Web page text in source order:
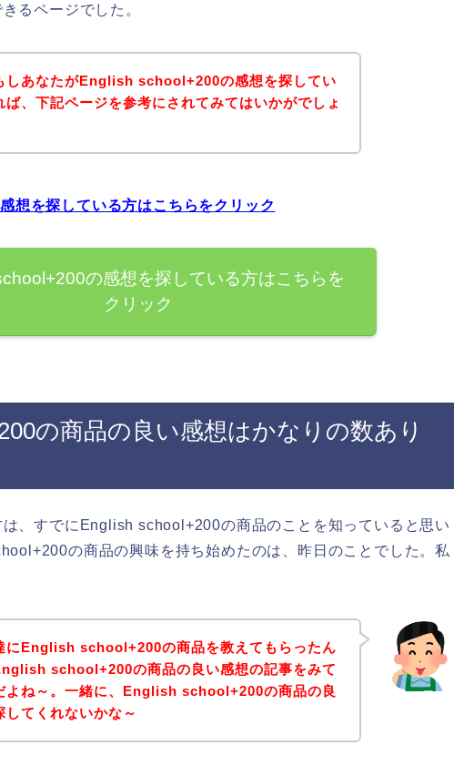
るページでした。
しあなたがEnglish school+200の感想を探してい
ば、下記ページを参考にされてみてはいかがでしょ
を探している方はこちらをクリック
の感想を探している方はこちらを
クリック
の商品の良い感想はかなりの数あり
、すでにEnglish school+200の商品のことを知っていると思い
の商品の興味を持ち始めたのは、昨日のことでした。私
にEnglish school+200の商品を教えてもらったん
school+200の商品の良い感想の記事をみて
よね～。一緒に、English school+200の商品の良
してくれないかな～